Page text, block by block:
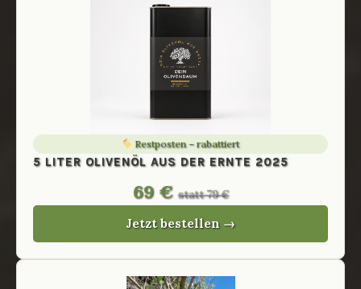
Restposten – rabattiert
5 LITER OLIVENÖL AUS DER ERNTE 2025
69 €statt 79 €
Jetzt bestellen →